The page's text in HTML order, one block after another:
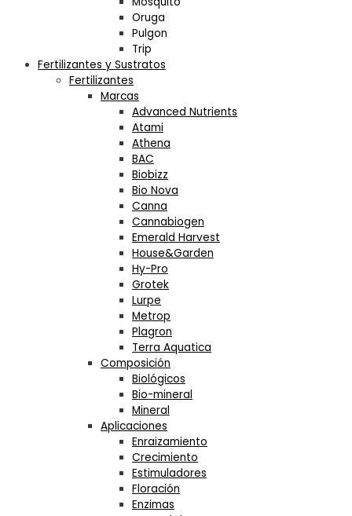
Oruga
Pulgon
Trip
Fertilizantes y Sustratos
Fertilizantes
Marcas
Advanced Nutrients
Atami
Athena
BAC
Biobizz
Bio Nova
Canna
Cannabiogen
Emerald Harvest
House&Garden
Hy-Pro
Grotek
Lurpe
Metrop
Plagron
Terra Aquatica
Composición
Biológicos
Bio-mineral
Mineral
Aplicaciones
Enraizamiento
Crecimiento
Estimuladores
Floración
Enzimas